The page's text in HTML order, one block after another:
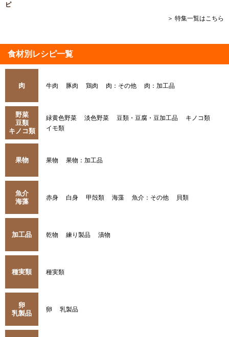
ピ
＞ 特集一覧はこちら
食材別レシピ一覧
肉 牛肉 豚肉 鶏肉 肉：その他 肉：加工品
野菜
豆類
キノコ類
緑黄色野菜 淡色野菜 豆類・豆腐・豆加工品
キノコ類
イモ類
果物 果物 果物：加工品
魚介
海藻
赤身 白身 甲殻類 海藻 魚介：その他 貝類
加工品 乾物 練り製品 漬物
種実類 種実類
卵
乳製品
卵 乳製品